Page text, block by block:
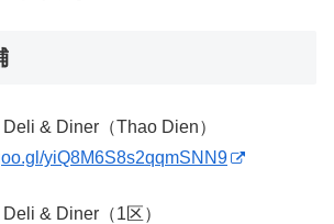
& Diner（Thao Dien）
yiQ8M6S8s2qqmSNN9
& Diner（1区）